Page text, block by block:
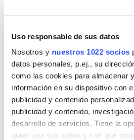
Uso responsable de sus datos
Nosotros y nuestros 1022 socios
datos personales, p.ej., su
como las cookies para almacenar
información en su dispositivo con
publicidad y contenido
publicidad y contenido,
desarrollo de servicios. Tiene la
quién usa sus datos y con qué
PASO 7
Sujetamos el hilo en un
extremo del listón, lo
reseguimos con el dedo y
sujetamos el otro extremo
para que quede bien
pegado a la superficie.
hasta